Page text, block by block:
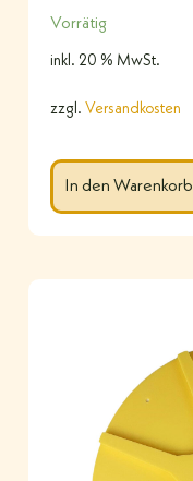
Vorrätig
inkl. 20 % MwSt.
zzgl. Versandkosten
In den Warenkorb